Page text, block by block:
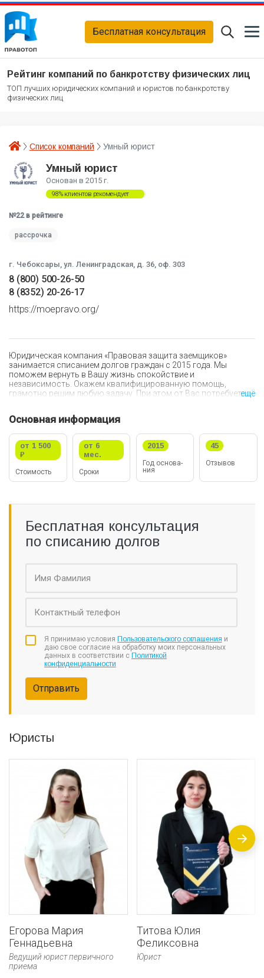
Бесплатная консультация
Рейтинг компаний по банкротству физических лиц
ТОП лучших юридических компаний и юристов по банкротству
физических лиц
Список компаний Умный юрист
Умный юрист
Основан в 2015 г.
98% клиентов рекомендует
№22 в рейтинге
рассрочка
г. Чебоксары, ул. Ленинградская, д. 36, оф. 303
8 (800) 500-26-50
8 (8352) 20-26-17
https://moepravo.org/
Основная информация
Стои­мо­сть
от 1 500
₽
Сроки
от 6
мес.
Год ос­но­ва­
ния
2015
Отзывов
45
Юридическая компания «Правовая защита заемщиков»
занимается списанием долгов граждан с 2015 года. Мы
поможем вернуть в Вашу жизнь спокойствие и
независимость. Окажем квалифицированную помощь,
грамотно решим любую задачу. При этом от Вас потребуется
Среди сотрудников компании опытные специалисты,
специализирующиеся на различных областях права:
финансовые управляющие, юристы по банкротству,
адвокаты, оценщики.
Мы беремся за те дела, в которых гарантированно сможем
оказать Вам помощь. Поэтому после заключения договора
максимально серьезно и приведут ее к выгодному для Вас
ещё
Бесплатная консультация
по списанию долгов
Я принимаю условия Пользовательского соглашения и
даю свое согласие на обработку моих персональных
данных в соответствии с Политикой
конфиденциальности
Отправить
Юристы
Егорова Мария
Геннадьевна
Ведущий юрист первичного
приема
Титова Юлия
Феликсовна
Юрист